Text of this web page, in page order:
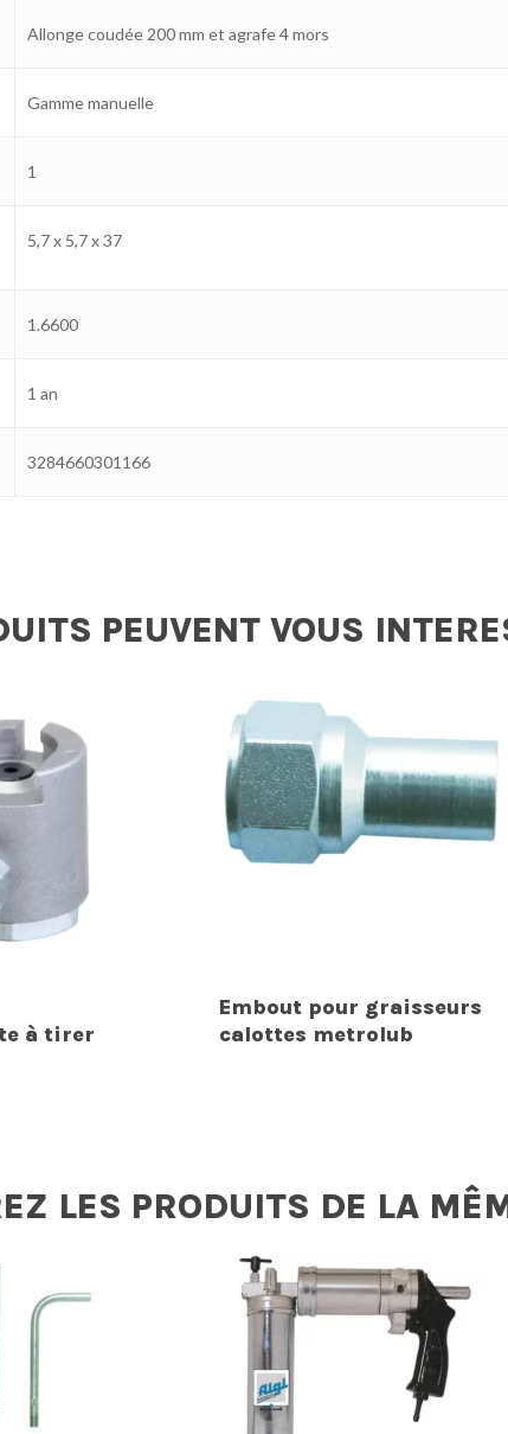
Allonge coudée 200 mm et agrafe 4 mors
Gamme manuelle
1
5,7 x 5,7 x 37
1.6600
1 an
3284660301166
PEUVENT VOUS
à tirer
Embout pour graisseurs
calottes metrolub
LES PRODUITS DE LA